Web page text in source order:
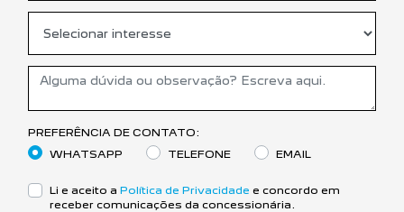
PREFERÊNCIA DE CONTATO:
WHATSAPP
TELEFONE EMAIL
Li e aceito a Política de Privacidade e concordo em
receber comunicações da concessionária.